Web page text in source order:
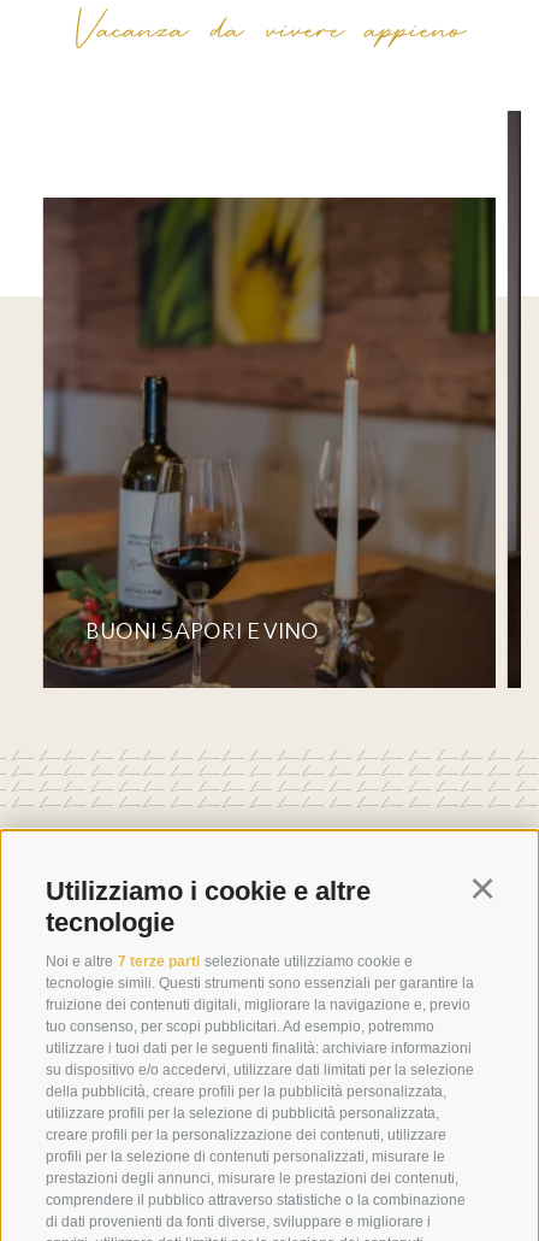
Utilizziamo i cookie e altre
tecnologie
Noi e altre 7 terze parti selezionate utilizziamo cookie e
tecnologie simili. Questi strumenti sono essenziali per garantire la
fruizione dei contenuti digitali, migliorare la navigazione e, previo
tuo consenso, per scopi pubblicitari. Ad esempio, potremmo
utilizzare i tuoi dati per le seguenti finalità: archiviare informazioni
su dispositivo e/o accedervi, utilizzare dati limitati per la selezione
della pubblicità, creare profili per la pubblicità personalizzata,
utilizzare profili per la selezione di pubblicità personalizzata,
creare profili per la personalizzazione dei contenuti, utilizzare
profili per la selezione di contenuti personalizzati, misurare le
prestazioni degli annunci, misurare le prestazioni dei contenuti,
comprendere il pubblico attraverso statistiche o la combinazione
di dati provenienti da fonti diverse, sviluppare e migliorare i
Vacanza da vivere appieno
BUONI SAPORI E VINO